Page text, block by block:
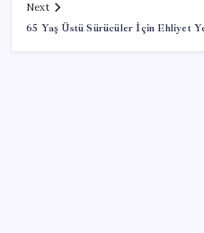
Next
65 Yaş Üstü Sürücüler İçin Ehliyet